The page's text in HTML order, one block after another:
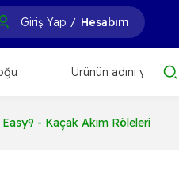
Giriş Yap / Hesabım
- Kaçak Akım Röleleri